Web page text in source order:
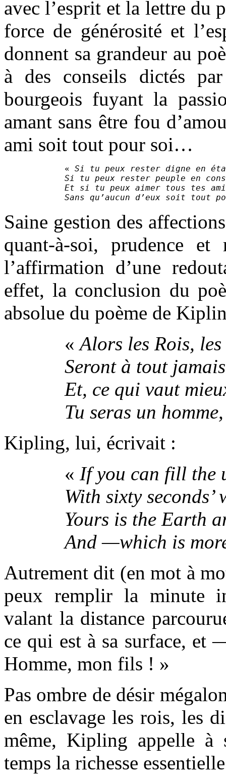
avec l’esprit et la lettre du
force de générosité et
donnent sa grandeur au
à des conseils dictés
bourgeois fuyant la
amant sans être fou
ami soit tout pour soi…
« Si tu peux rester digne en
Si tu peux rester peuple en
Et si tu peux aimer tous tes
Sans qu’aucun d’eux soit tout
Saine gestion des
quant-à-soi, prudence et
l’affirmation d’une
effet, la conclusion du
absolue du poème de
«Alors les Rois,
Seront à tout
Et, ce qui vaut
Tu seras un
Kipling, lui, écrivait :
« If you can fill the
With sixty
Yours is the Earth
And —which is
Autrement dit (en mot à
peux remplir la minute
valant la distance
ce qui est à sa surface,
Homme, mon fils ! »
Pas ombre de désir
en esclavage les rois, les
même, Kipling appelle à
temps la richesse